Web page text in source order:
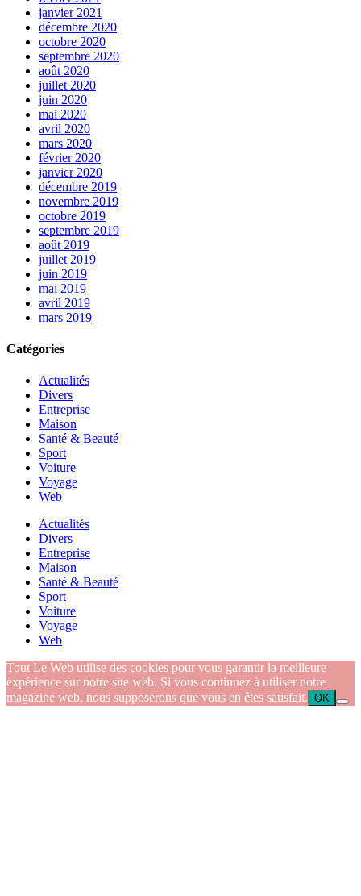
janvier 2021
décembre 2020
octobre 2020
septembre 2020
août 2020
juillet 2020
juin 2020
mai 2020
avril 2020
mars 2020
février 2020
janvier 2020
décembre 2019
novembre 2019
octobre 2019
septembre 2019
août 2019
juillet 2019
juin 2019
mai 2019
avril 2019
mars 2019
Catégories
Actualités
Divers
Entreprise
Maison
Santé & Beauté
Sport
Voiture
Voyage
Web
Actualités
Divers
Entreprise
Maison
Santé & Beauté
Sport
Voiture
Voyage
Web
Tout Le Web utilise des cookies pour vous garantir la meilleure
expérience sur notre site web. Si vous continuez à utiliser notre
magazine web, nous supposerons que vous en êtes satisfait. OK